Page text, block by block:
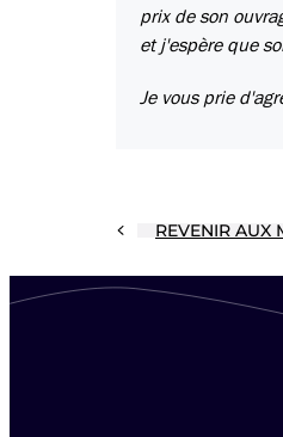
prix de son
et j'espère que
Je vous prie
REVENIR AUX